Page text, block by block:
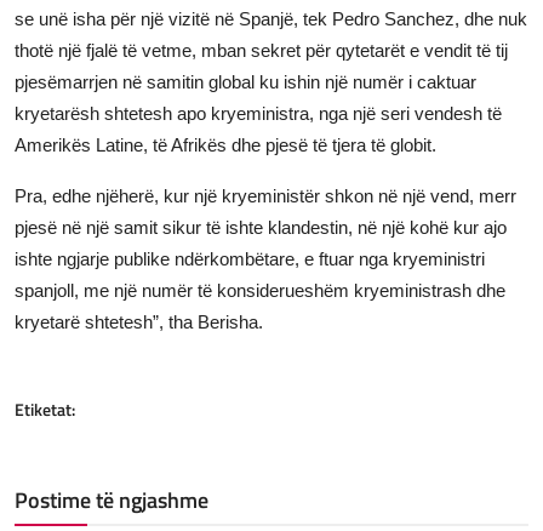
se unë isha për një vizitë në Spanjë, tek Pedro Sanchez, dhe nuk
thotë një fjalë të vetme, mban sekret për qytetarët e vendit të tij
pjesëmarrjen në samitin global ku ishin një numër i caktuar
kryetarësh shtetesh apo kryeministra, nga një seri vendesh të
Amerikës Latine, të Afrikës dhe pjesë të tjera të globit.
Pra, edhe njëherë, kur një kryeministër shkon në një vend, merr
pjesë në një samit sikur të ishte klandestin, në një kohë kur ajo
ishte ngjarje publike ndërkombëtare, e ftuar nga kryeministri
spanjoll, me një numër të konsiderueshëm kryeministrash dhe
kryetarë shtetesh”, tha Berisha.
Etiketat:
Postime të ngjashme